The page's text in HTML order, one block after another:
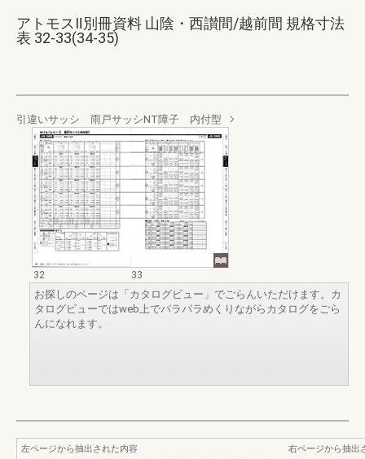
アトモスⅡ別冊資料 山陰・西讃間/越前間 規格寸法
表 32-33(34-35)
引違いサッシ 雨戸サッシNT障子 内付型
32
33
お探しのページは「カタログビュー」でごらんいただけます。カ
タログビューではweb上でパラパラめくりながらカタログをごら
んになれます。
左ページから抽出された内容
右ページから抽出